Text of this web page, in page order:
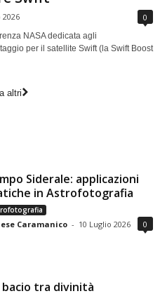
2026 0
NASA dedicata agli
per il satellite Swift (la Swift Boost
altri
Siderale: applicazioni
in Astrofotografia
Caramanico - 10 Luglio 2026 0
bacio tra divinità